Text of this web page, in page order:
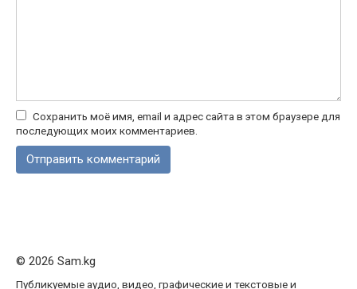
Сохранить моё имя, email и адрес сайта в этом браузере для
последующих моих комментариев.
© 2026 Sam.kg
Публикуемые аудио, видео, графические и текстовые и